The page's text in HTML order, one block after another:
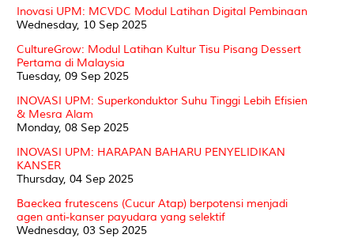
Inovasi UPM: MCVDC Modul Latihan Digital Pembinaan
Wednesday, 10 Sep 2025
CultureGrow: Modul Latihan Kultur Tisu Pisang Dessert
Pertama di Malaysia
Tuesday, 09 Sep 2025
INOVASI UPM: Superkonduktor Suhu Tinggi Lebih Efisien
& Mesra Alam
Monday, 08 Sep 2025
INOVASI UPM: HARAPAN BAHARU PENYELIDIKAN
KANSER
Thursday, 04 Sep 2025
Baeckea frutescens (Cucur Atap) berpotensi menjadi
agen anti-kanser payudara yang selektif
Wednesday, 03 Sep 2025